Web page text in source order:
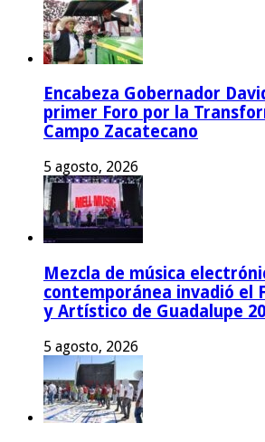
Encabeza Gobernador
primer Foro por la
Campo Zacatecano
5 agosto, 2026
Mezcla de música
contemporánea invadió el
y Artístico de Guadalupe
5 agosto, 2026